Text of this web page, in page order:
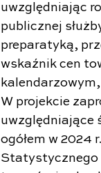
uwzględniając
publicznej
preparatyką,
wskaźnik cen
W projekcie
uwzględniające
ogółem w 2024
Statystycznego